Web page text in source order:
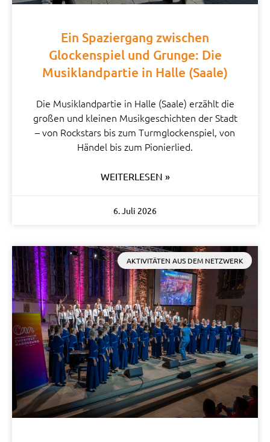
Ein Spaziergang zwischen
Glockenspiel und Grunge: Die
Musiklandpartie in Halle (Saale)
Die Musiklandpartie in Halle (Saale) erzählt die
großen und kleinen Musikgeschichten der Stadt
– von Rockstars bis zum Turmglockenspiel, von
Händel bis zum Pionierlied.
WEITERLESEN »
6. Juli 2026
AKTIVITÄTEN AUS DEM NETZWERK